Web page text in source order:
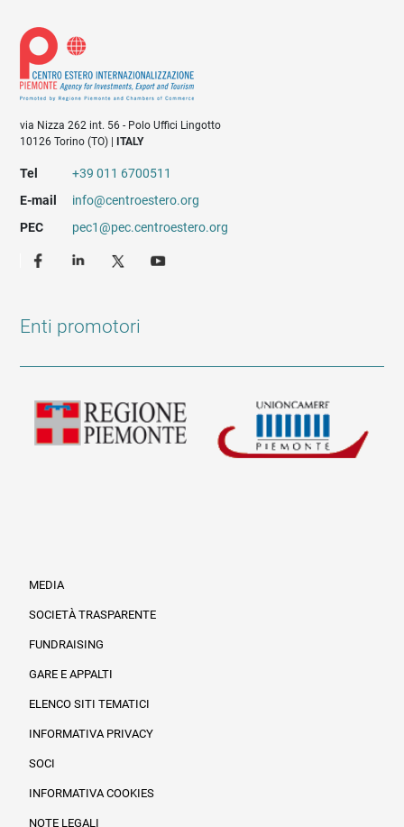
via Nizza 262 int. 56 - Polo Uffici Lingotto
10126 Torino (TO) |
ITALY
Tel
+39 011 6700511
E-mail
info@centroestero.org
PEC
pec1@pec.centroestero.org
Enti promotori
MEDIA
SOCIETÀ TRASPARENTE
FUNDRAISING
GARE E APPALTI
ELENCO SITI TEMATICI
INFORMATIVA PRIVACY
SOCI
INFORMATIVA COOKIES
NOTE LEGALI